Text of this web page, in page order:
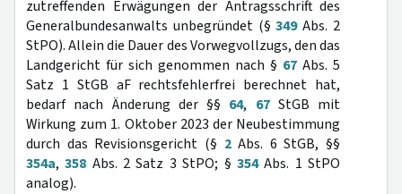
zutreffenden Erwägungen der Antragsschrift des
Generalbundesanwalts unbegründet (§349Abs. 2
StPO). Allein die Dauer des Vorwegvollzugs, den das
Landgericht für sich genommen nach § 67 Abs. 5
Satz 1 StGB aF rechtsfehlerfrei berechnet hat,
bedarf nach Änderung der §§ 64, 67StGB mit
Wirkung zum 1. Oktober 2023 der Neubestimmung
durch das Revisionsgericht (§ 2Abs. 6 StGB, §§
354a,358 Abs. 2 Satz 3 StPO; § 354Abs. 1 StPO
analog).